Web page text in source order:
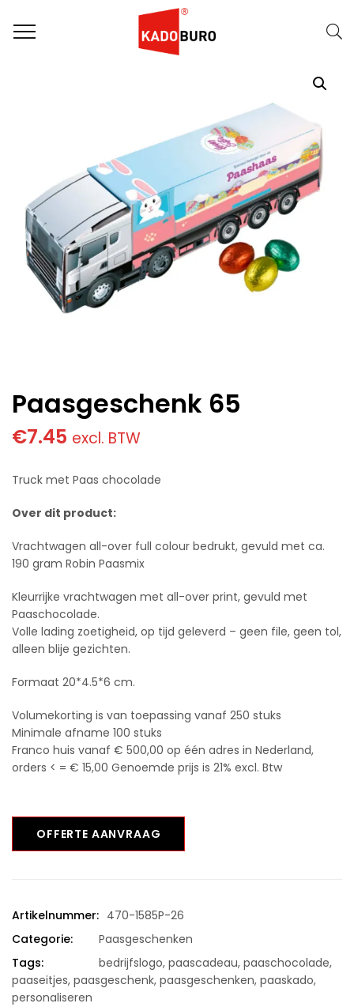
Home Paasgeschenken Paasgeschenk 65
Paasgeschenk 65
€7.45 excl. BTW
Truck met Paas chocolade
Over dit product:
Vrachtwagen all-over full colour bedrukt, gevuld met ca.
190 gram Robin Paasmix
Kleurrijke vrachtwagen met all-over print, gevuld met
Paaschocolade.
Volle lading zoetigheid, op tijd geleverd – geen file, geen tol,
alleen blije gezichten.
Formaat 20*4.5*6 cm.
Volumekorting is van toepassing vanaf 250 stuks
Minimale afname 100 stuks
Franco huis vanaf € 500,00 op één adres in Nederland,
orders < = € 15,00 Genoemde prijs is 21% excl. Btw
OFFERTE AANVRAAG
Artikelnummer: 470-1585P-26
Categorie:
Paasgeschenken
Tags:
bedrijfslogo, paascadeau, paaschocolade,
paaseitjes, paasgeschenk, paasgeschenken, paaskado,
personaliseren